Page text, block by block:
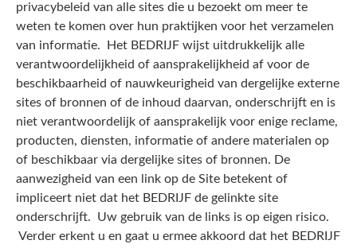
privacybeleid van alle sites die u bezoekt om meer te
weten te komen over hun praktijken voor het verzamelen
van informatie. Het BEDRIJF wijst uitdrukkelijk alle
verantwoordelijkheid of aansprakelijkheid af voor de
beschikbaarheid of nauwkeurigheid van dergelijke externe
sites of bronnen of de inhoud daarvan, onderschrijft en is
niet verantwoordelijk of aansprakelijk voor enige reclame,
producten, diensten, informatie of andere materialen op
of beschikbaar via dergelijke sites of bronnen. De
aanwezigheid van een link op de Site betekent of
impliceert niet dat het BEDRIJF de gelinkte site
onderschrijft. Uw gebruik van de links is op eigen risico.
Verder erkent u en gaat u ermee akkoord dat het BEDRIJF